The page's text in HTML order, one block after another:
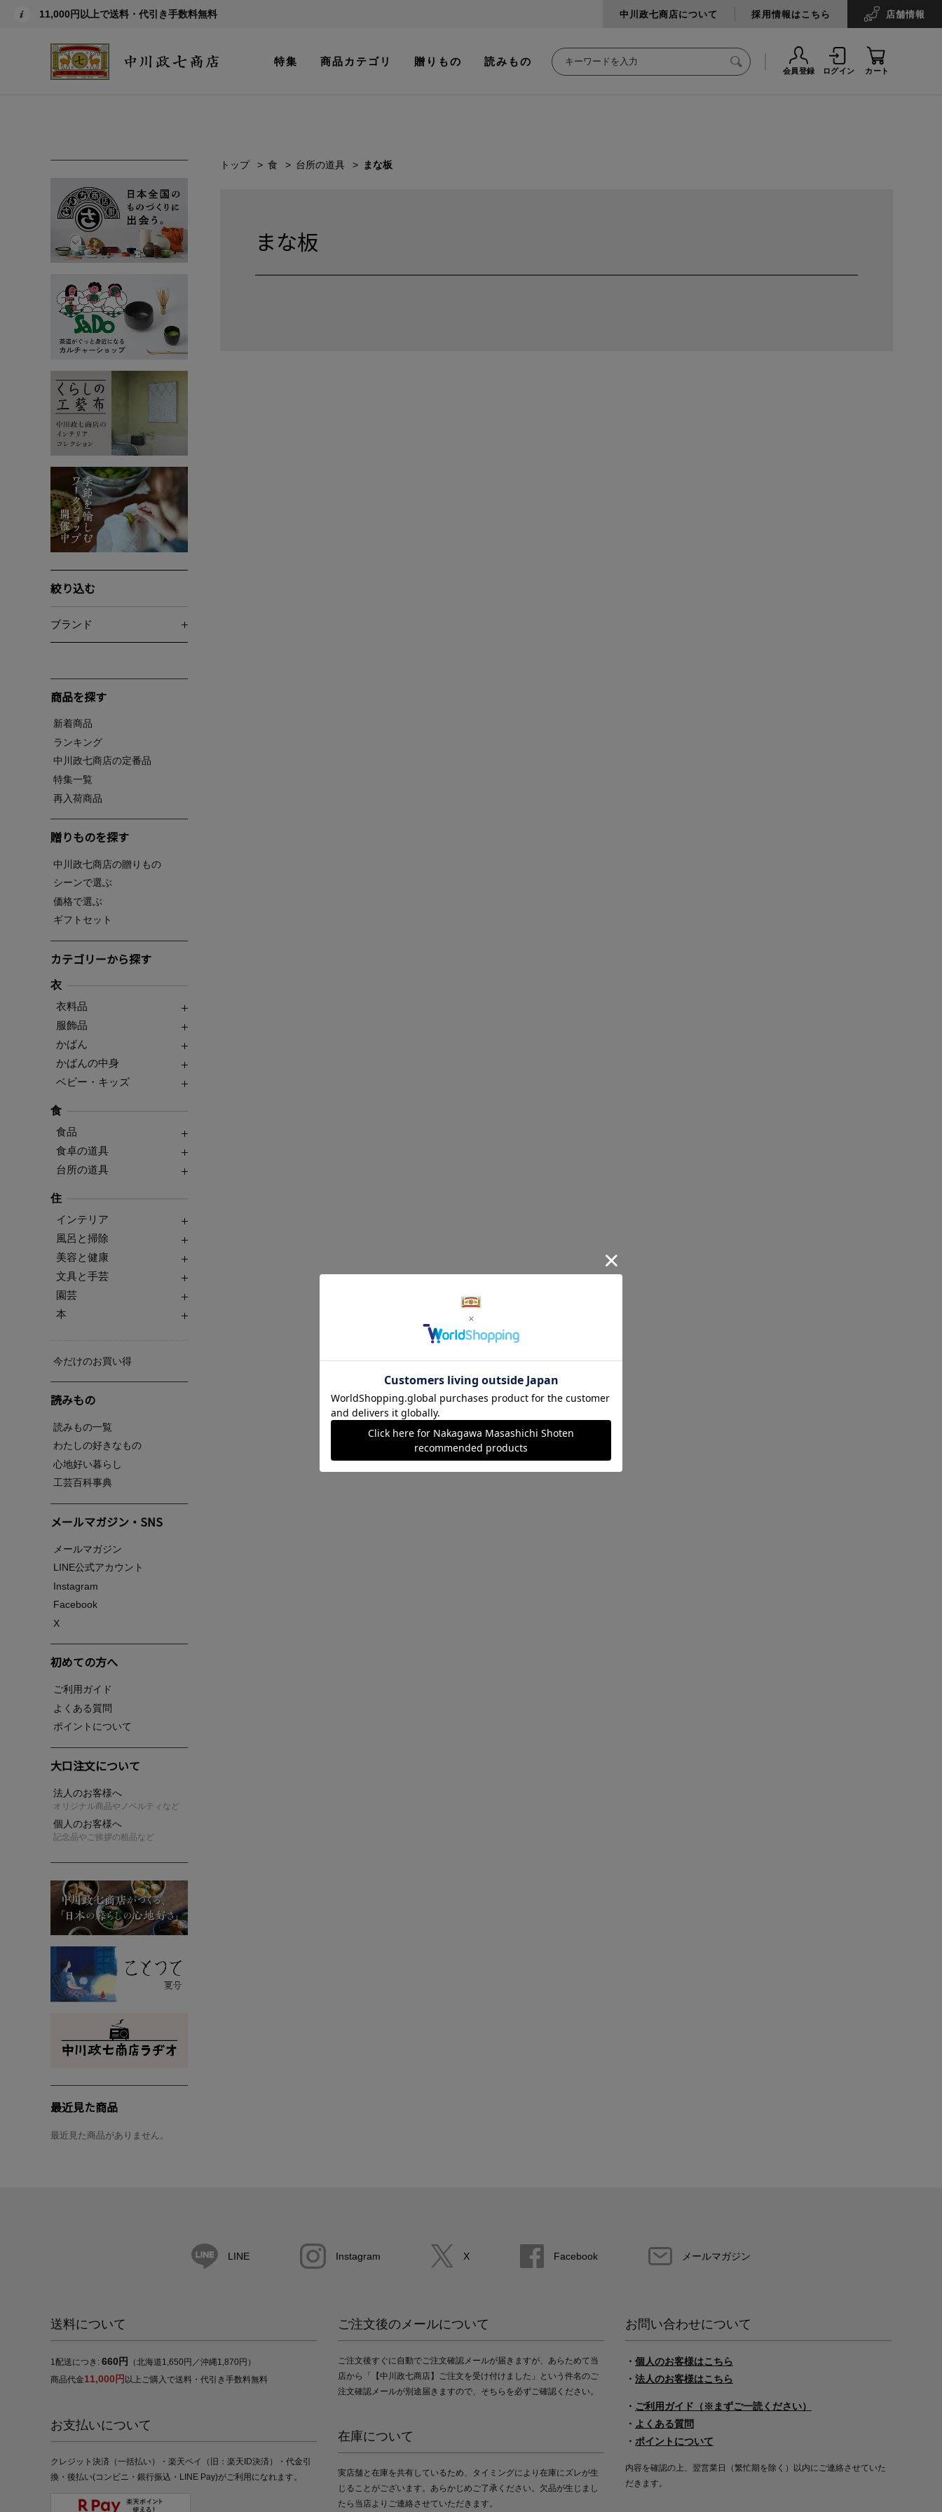
11,000円以上で送料・代引き手数料無料 中川政七商店について 採用情報はこちら 店舗情報
特集 商品カテゴリ 贈りもの 読みもの
会員登録 ログイン カート
絞り込む
ブランド
商品を探す
新着商品
ランキング
中川政七商店の定番品
特集一覧
再入荷商品
贈りものを探す
中川政七商店の贈りもの
シーンで選ぶ
価格で選ぶ
ギフトセット
カテゴリーから探す
衣
衣料品
服飾品
かばん
かばんの中身
ベビー・キッズ
食
食品
食卓の道具
台所の道具
住
インテリア
風呂と掃除
美容と健康
文具と手芸
園芸
本
今だけのお買い得
読みもの
読みもの一覧
わたしの好きなもの
心地好い暮らし
工芸百科事典
メールマガジン・SNS
メールマガジン
LINE公式アカウント
Instagram
Facebook
X
初めての方へ
ご利用ガイド
よくある質問
ポイントについて
大口注文について
法人のお客様へ
オリジナル商品やノベルティなど
個人のお客様へ
記念品やご挨拶の粗品など
最近見た商品
最近見た商品がありません。
トップ 食 台所の道具 まな板
まな板
LINE Instagram X Facebook メールマガジン
送料について
1配送につき: 660円
（北海道1,650円／沖縄1,870円）
商品代金11,000円 以上ご購入で送料・代引き手数料無料
お支払いについて
クレジット決済（一括払い）・楽天ペイ（旧：楽天ID決済）・代金引
換・後払い(コンビニ・銀行振込・LINE Pay)がご利用になれます。
ご注文後のメールについて
ご注文後すぐに自動でご注文確認メールが届きますが、あらためて当
店から「【中川政七商店】ご注文を受け付けました」という件名のご
注文確認メールが別途届きますので、そちらを必ずご確認ください。
在庫について
実店舗と在庫を共有しているため、タイミングにより在庫にズレが生
じることがございます。あらかじめご了承ください。欠品が生じまし
たら当店よりご連絡させていただきます。
お問い合わせについて
・ 個人のお客様はこちら
・ 法人のお客様はこちら
・ ご利用ガイド（※まずご一読ください）
・ よくある質問
・ ポイントについて
内容を確認の上、翌営業日（繁忙期を除く）以内にご連絡させていた
だきます。